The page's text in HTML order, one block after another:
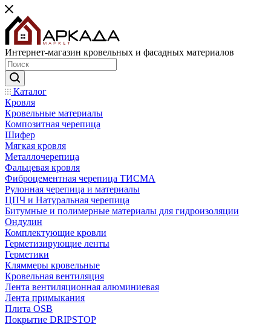
Интернет-магазин кровельных и фасадных материалов
Каталог
Кровля
Кровельные материалы
Композитная черепица
Шифер
Мягкая кровля
Металлочерепица
Фальцевая кровля
Фиброцементная черепица ТИСМА
Рулонная черепица и материалы
ЦПЧ и Натуральная черепица
Битумные и полимерные материалы для гидроизоляции
Ондулин
Комплектующие кровли
Герметизирующие ленты
Герметики
Кляммеры кровельные
Кровельная вентиляция
Лента вентиляционная алюминиевая
Лента примыкания
Плита OSB
Покрытие DRIPSTOP